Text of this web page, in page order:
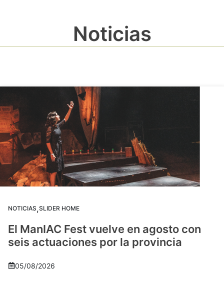
Noticias
NOTICIAS,SLIDER HOME
El ManIAC Fest vuelve en agosto con
seis actuaciones por la provincia
05/08/2026